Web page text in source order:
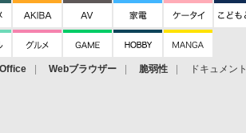
Office Webブラウザー 脆弱性 ドキュメント